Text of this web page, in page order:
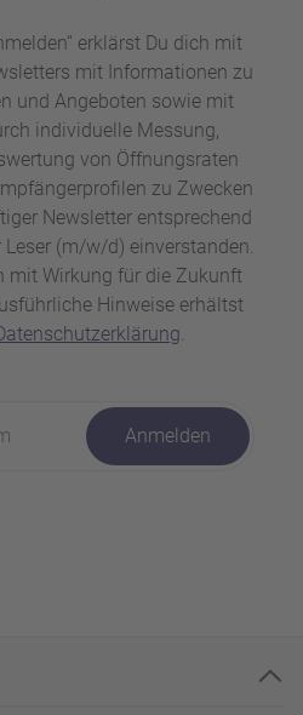
erklärst Du dich mit
mit Informationen zu
und Angeboten sowie mit
individuelle Messung,
von Öffnungsraten
zu Zwecken
Newsletter entsprechend
Leser (m/w/d) einverstanden.
mit Wirkung für die Zukunft
Hinweise erhältst
.
Anmelden